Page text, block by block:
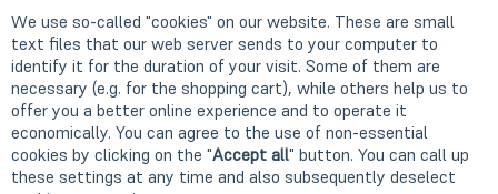
Aspect ratio
16:10
Surface
Glossy display
Lamp type
LED backlight
Touchscreen
We use so-called "cookies" on our website. These are small
text files that our web server sends to your computer to
identify it for the duration of your visit. Some of them are
necessary (e.g. for the shopping cart), while others help us to
offer you a better online experience and to operate it
economically. You can agree to the use of non-essential
cookies by clicking on the "Accept all" button. You can call up
these settings at any time and also subsequently deselect